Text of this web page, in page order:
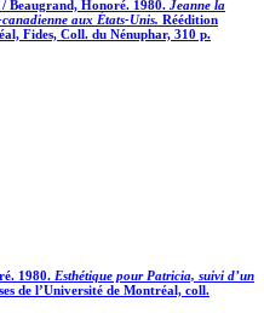
Beaugrand, Honoré. 1980. Jeanne la
aux États-Unis. Réédition
Fides, Coll. du Nénuphar, 310 p.
1980. Esthétique pour Patricia, suivi d’un
de l’Université de Montréal, coll.